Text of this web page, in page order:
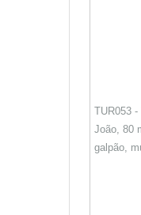
TUR053 -
João, 80
galpão,